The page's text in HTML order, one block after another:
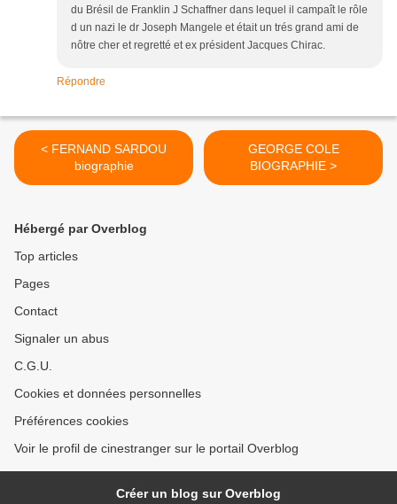
du Brésil de Franklin J Schaffner dans lequel il campaît le rôle
d un nazi le dr Joseph Mangele et était un trés grand ami de
nôtre cher et regretté et ex président Jacques Chirac.
Répondre
< FERNAND SARDOU
biographie
GEORGE COLE
BIOGRAPHIE >
Hébergé par Overblog
Top articles
Pages
Contact
Signaler un abus
C.G.U.
Cookies et données personnelles
Préférences cookies
Voir le profil de cinestranger sur le portail Overblog
Créer un blog sur Overblog